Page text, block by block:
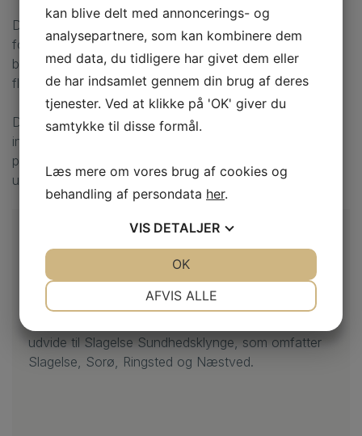
Derudover får du de overenskomstmæssige honorarer
for at optage journal for nye patienter og for selve
behandlingen, og der skelnes mellem ydelser for et eller
flere sår.
Der kan også ydes betaling for mindre korrektioner af
indlæg/fodtøj udleveret fra sårambulatoriet, og hvis en
patient udebliver fra en aftalt tid, dækker regionen hele
udeblivelsesgebyret.
Planer om udvidelse
Ordningen starter i Nykøbing Falster
Sundhedsklynge som omfatter Guldborgsund,
udvide til Slagelse Sundhedsklynge, som omfatter
Slagelse, Sorø, Ringsted og Næstved.
kan blive delt med annoncerings- og
analysepartnere, som kan kombinere dem
med data, du tidligere har givet dem eller
de har indsamlet gennem din brug af deres
tjenester. Ved at klikke på 'OK' giver du
samtykke til disse formål.
Læs mere om vores brug af cookies og
behandling af persondata her.
VIS DETALJER
MARKETING STATISTIK
AFVIS ALLE
OK